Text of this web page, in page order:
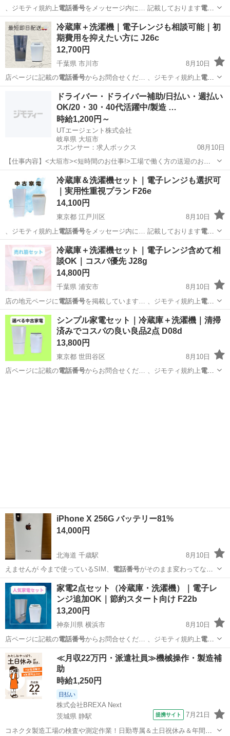
、ジモティ規約上電話番号をメッセージ内に… 記載しております電話
番号からお問合せくだ…
東京 荒川区 生活家電 AQR
冷蔵庫＋洗濯機｜電子レンジも相談可能｜初
期費用を抑えたい方に J26c
12,700円
千葉県 市川市
8月10日
店ページに記載の電話番号からお問合せくだ… 、ジモティ規約上電話
番号をメッセージ内に… まう為こちらから電話番号を提示する形に
キッチン家電 AQUA
ドライバー・ドライバー補助/日払い・週払い
OK/20・30・40代活躍中/製造 …
時給1,200円～
UTエージェント株式会社
岐阜県 大垣市
スポンサー：求人ボックス
08月10日
【仕事内容】<大垣市><短時間のお仕事!>工場で働く方の送迎のお仕
事 第一種普通自動車免許があればOK!残業ほぼなし <履歴書不要 オン
ライン面接OK><入社キャンペーン実施中!> <業種> 機械・精密機器・
金属 <仕事内容> 電...
アルバイト・パート
冷蔵庫＆洗濯機セット｜電子レンジも選択可
｜実用性重視プラン F26e
14,100円
東京都 江戸川区
8月10日
、ジモティ規約上電話番号をメッセージ内に… 記載しております電話
番号からお問合せくだ…
東京 江戸川区 キッチン家電 階段
冷蔵庫＋洗濯機セット｜電子レンジ含めて相
談OK｜コスパ優先 J28g
14,800円
千葉県 浦安市
8月10日
店の地元ページに 電話番号を掲載しています… 、ジモティ規約上電話
番号をメッセージ内に… まう為こちらから電話番号を提示する形に
な…
千葉 浦安市 キッチン家電 AQR
シンプル家電セット｜冷蔵庫＋洗濯機｜清掃
済みでコスパの良い良品2点 D08d
13,800円
東京都 世田谷区
8月10日
店ページに記載の電話番号からお問合せくだ… 、ジモティ規約上電話
iPhone X 256G バッテリー81%
14,000円
北海道 千歳駅
8月10日
えませんが 今まで使っているSIM、 電話番号がそのまま変わってなけ
ればそのSIM…
北海道 千歳市 千歳駅 その他 バッテリー
家電2点セット（冷蔵庫・洗濯機）｜電子レ
ンジ追加OK｜節約スタート向け F22b
13,200円
神奈川県 横浜市
8月10日
店ページに記載の電話番号からお問合せくだ… 、ジモティ規約上電話
番号をメッセージ内に… まう為こちらから電話番号を提示する形に
な…
神奈川 横浜市 キッチン家電 AQR
≪月収22万円・派遣社員≫機械操作・製造補
助
時給1,250円
日払い
株式会社BREXA Next
茨城県 静駅
提携サイト 7月21日
コネクタ製造工場の検査や測定作業！日勤専属＆土日祝休み＆年間休